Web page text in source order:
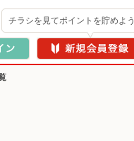
チラシを見てポイントを貯めよう